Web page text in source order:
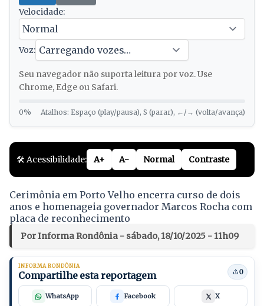
Velocidade:
Voz:
Seu navegador não suporta leitura por voz. Use
Chrome, Edge ou Safari.
0% Atalhos: Espaço (play/pausa), S (parar), ←/→ (volta/avança)
🛠️ Acessibilidade: A+ A- Normal Contraste
Cerimônia em Porto Velho encerra curso de dois
anos e homenageia governador Marcos Rocha com
placa de reconhecimento
Por Informa Rondônia - sábado, 18/10/2025 - 11h09
INFORMA RONDÔNIA
Compartilhe esta reportagem 0
WhatsApp Facebook X